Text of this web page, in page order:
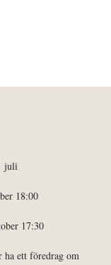
juli
18:00
17:30
ett föredrag om